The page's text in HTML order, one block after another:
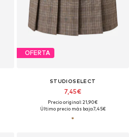
OFERTA
STUDIOSELECT
7,45€
Precio original: 21,90€
Último precio más bajo:7,45€